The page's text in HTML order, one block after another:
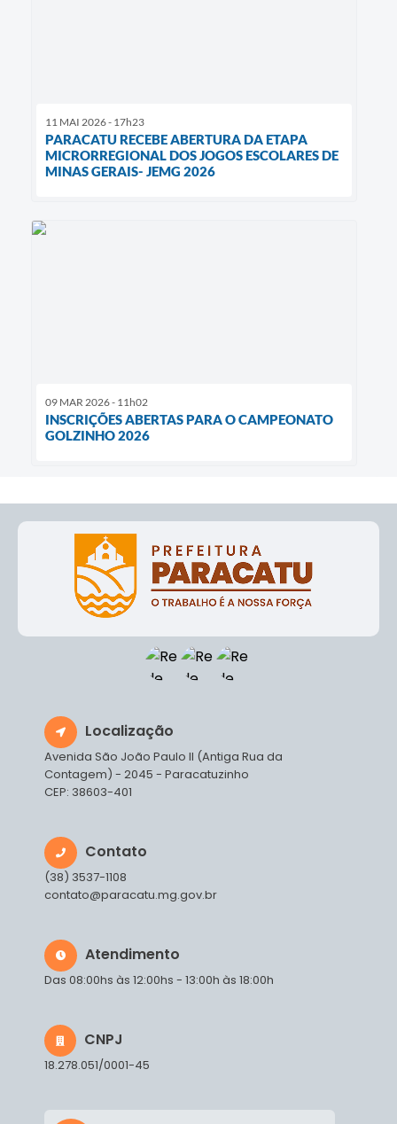
11 MAI 2026 - 17h23
PARACATU RECEBE ABERTURA DA ETAPA
MICRORREGIONAL DOS JOGOS ESCOLARES DE
MINAS GERAIS- JEMG 2026
09 MAR 2026 - 11h02
INSCRIÇÕES ABERTAS PARA O CAMPEONATO
GOLZINHO 2026
Localização
Avenida São João Paulo II (Antiga Rua da
Contagem) - 2045 - Paracatuzinho
CEP: 38603-401
Contato
(38) 3537-1108
contato@paracatu.mg.gov.br
Atendimento
Das 08:00hs às 12:00hs - 13:00h às 18:00h
CNPJ
18.278.051/0001-45